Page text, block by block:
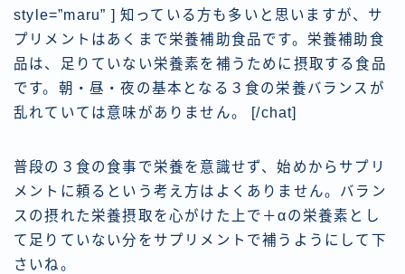
style=”maru” ] 知っている方も多いと思いますが、サ
プリメントはあくまで栄養補助食品です。栄養補助食
品は、足りていない栄養素を補うために摂取する食品
です。朝・昼・夜の基本となる３食の栄養バランスが
乱れていては意味がありません。 [/chat]
普段の３食の食事で栄養を意識せず、始めからサプリ
メントに頼るという考え方はよくありません。バラン
スの摂れた栄養摂取を心がけた上で＋αの栄養素とし
て足りていない分をサプリメントで補うようにして下
さいね。